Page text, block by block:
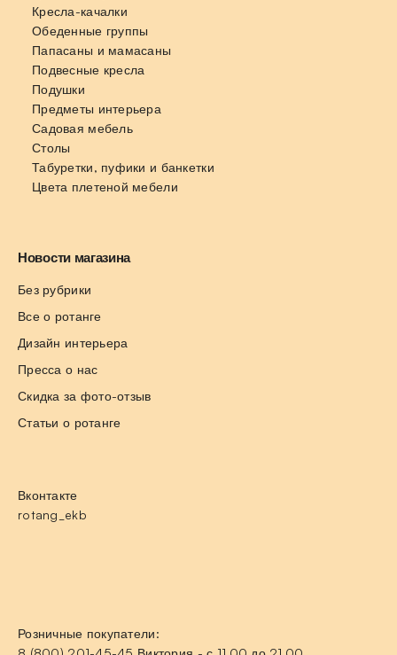
Кресла-качалки
Обеденные группы
Папасаны и мамасаны
Подвесные кресла
Подушки
Предметы интерьера
Садовая мебель
Столы
Табуретки, пуфики и банкетки
Цвета плетеной мебели
Новости магазина
Без рубрики
Все о ротанге
Дизайн интерьера
Пресса о нас
Скидка за фото-отзыв
Статьи о ротанге
Вконтакте
rotang_ekb
Розничные покупатели: